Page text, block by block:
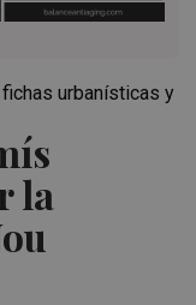
la
urbanísticas y